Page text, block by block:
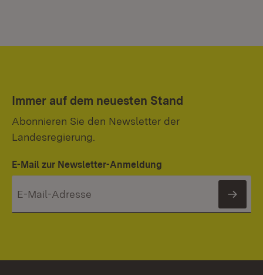
Immer auf dem neuesten Stand
Abonnieren Sie den Newsletter der
Landesregierung.
E-Mail zur Newsletter-Anmeldung